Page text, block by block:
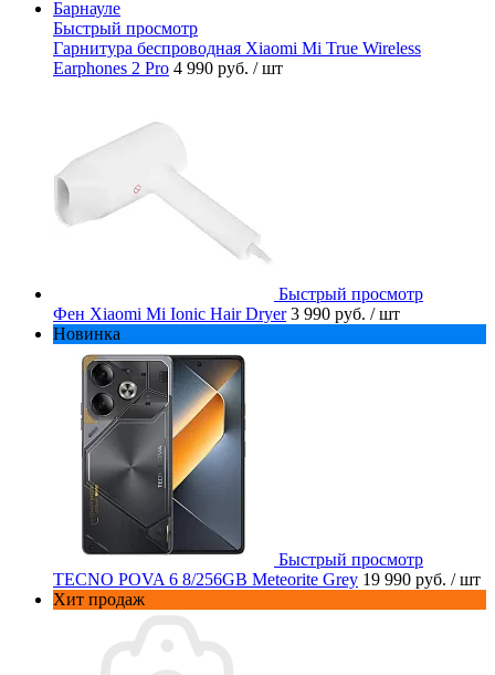
Быстрый просмотр
Гарнитура беспроводная Xiaomi Mi True Wireless
Earphones 2 Pro 4 990 руб. / шт
Быстрый просмотр
Фен Xiaomi Mi Ionic Hair Dryer 3 990 руб. / шт
Новинка
Быстрый просмотр
TECNO POVA 6 8/256GB Meteorite Grey 19 990 руб. / шт
Хит продаж